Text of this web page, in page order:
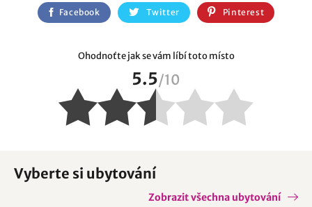
Ohodnoťte jak se vám líbí toto místo
5.5/10
Facebook Twitter Pinterest
Vyberte si ubytování
Zobrazit všechna ubytování